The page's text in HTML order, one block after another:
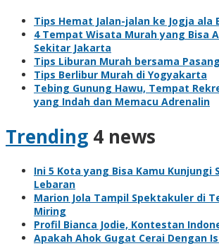
Tips Hemat Jalan-jalan ke Jogja ala
4 Tempat Wisata Murah yang Bisa
Sekitar Jakarta
Tips Liburan Murah bersama
Tips Berlibur Murah di Yogyakarta
Tebing Gunung Hawu, Tempat
yang Indah dan Memacu Adrenalin
Trending 4 news
Ini 5 Kota yang Bisa Kamu Kunjungi
Lebaran
Marion Jola Tampil Spektakuler di
Miring
Profil Bianca Jodie, Kontestan
Apakah Ahok Gugat Cerai Dengan